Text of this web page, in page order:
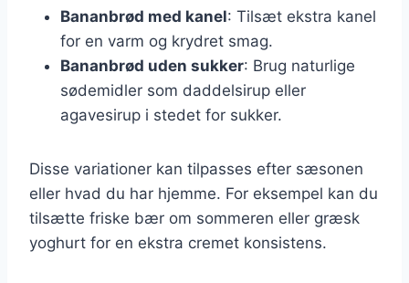
Bananbrød med kanel: Tilsæt ekstra kanel
for en varm og krydret smag.
Bananbrød uden sukker: Brug naturlige
sødemidler som daddelsirup eller
agavesirup i stedet for sukker.
Disse variationer kan tilpasses efter sæsonen
eller hvad du har hjemme. For eksempel kan du
tilsætte friske bær om sommeren eller græsk
yoghurt for en ekstra cremet konsistens.